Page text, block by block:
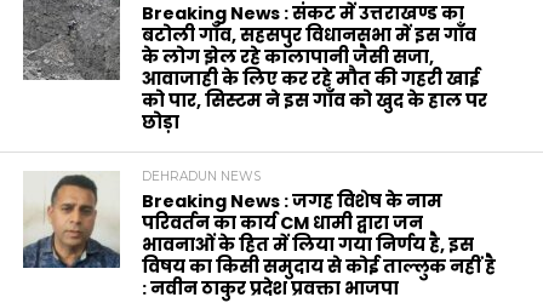
Breaking News : संकट में उत्तराखण्ड का
बटोली गाँव, सहसपुर विधानसभा में इस गाँव
के लोग झेल रहे कालापानी जैसी सजा,
आवाजाही के लिए कर रहे मौत की गहरी खाई
को पार, सिस्टम ने इस गाँव को खुद के हाल पर
छोड़ा
DEHRADUN NEWS
Breaking News : जगह विशेष के नाम
परिवर्तन का कार्य CM धामी द्वारा जन
भावनाओं के हित में लिया गया निर्णय है, इस
विषय का किसी समुदाय से कोई ताल्लुक नहीं है
: नवीन ठाकुर प्रदेश प्रवक्ता भाजपा